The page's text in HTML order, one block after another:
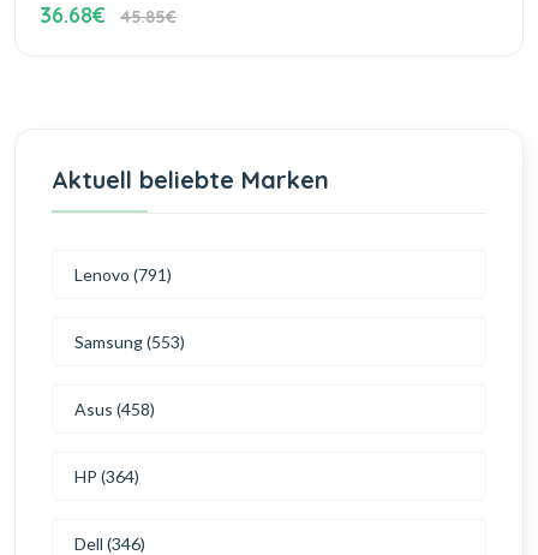
36.68€ 45.85€
Aktuell beliebte Marken
Lenovo (791)
Samsung (553)
Asus (458)
HP (364)
Dell (346)